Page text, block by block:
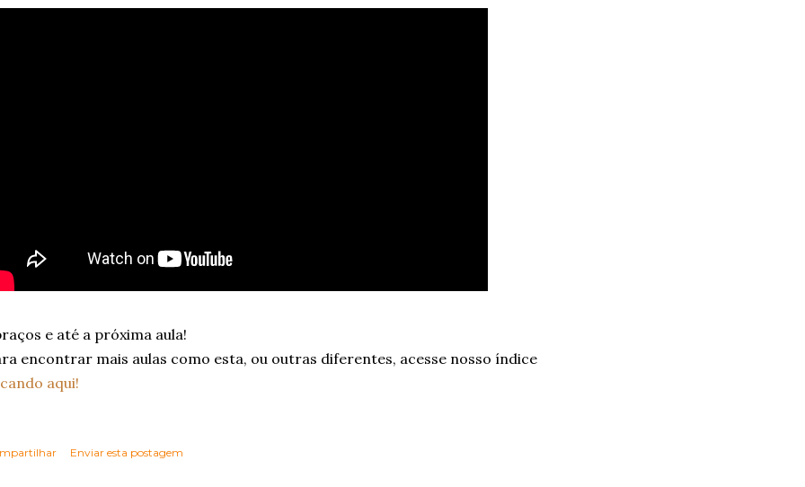
e até a próxima aula!
encontrar mais aulas como esta, ou outras diferentes, acesse nosso índice
aqui!
Enviar esta postagem